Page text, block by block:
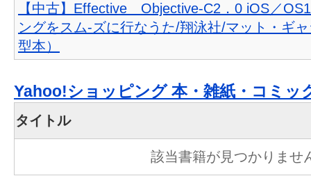
【中古】Effective Objective-C2．0 iOS／
ングをスム-ズに行なうた/翔泳社/マット・ギ
型本）
Yahoo!ショッピング 本・雑紙・コミッ
タイトル
該当書籍が見つかりませ